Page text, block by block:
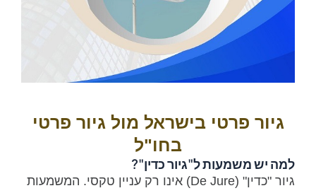
גיור פרטי בישראל מול גיור פרטי
בחו"ל
למה יש משמעות ל"גיור כדין"?
גיור "כדין" (De Jure) אינו רק עניין טקסי. המשמעות